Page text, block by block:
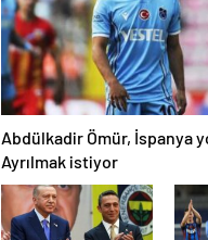
Abdülkadir Ömür, İspanya
Ayrılmak istiyor